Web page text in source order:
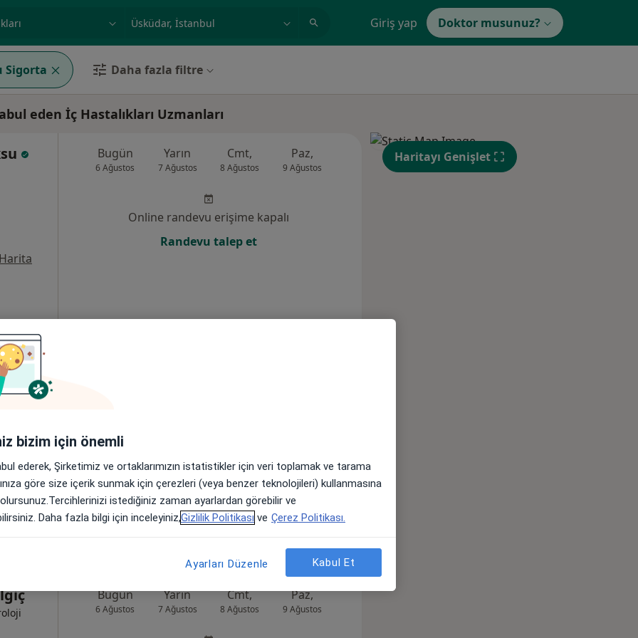
ilgi alanı ve hastalık, isimörnek: İstanbul Giriş yap Doktor musunuz?
Sigorta Daha fazla filtre
eden İç Hastalıkları Uzmanları
Harita
Bugün
6 Ağustos
Yarın
7 Ağustos
Cmt,
8 Ağustos
Paz,
9 Ağustos 10 Ağustos
Sal,
11 Ağustos
Çar,
12 Ağustos
Online randevu erişime kapalı
Randevu talep et
• Harita
Randevu talep et
Bugün
6 Ağustos
Yarın
7 Ağustos
Cmt,
8 Ağustos
Paz,
9 Ağustos
Pzt,
Haritayı Genişlet
bizim için önemli
ederek, Şirketimiz ve ortaklarımızın istatistikler için veri toplamak ve tarama
göre size içerik sunmak için çerezleri (veya benzer teknolojileri) kullanmasına
istediğiniz zaman ayarlardan görebilir ve
Daha fazla bilgi için inceleyiniz,Gizlilik Politikası ve Çerez Politikası.
Ayarları Düzenle Kabul Et